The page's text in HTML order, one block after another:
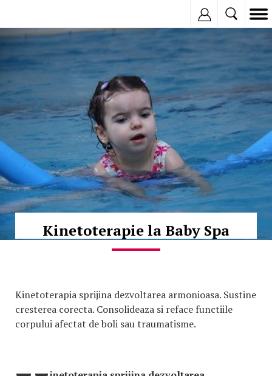
© Copyright:
Kinetoterapie la Baby Spa
Kinetoterapia sprijina dezvoltarea armonioasa. Sustine
cresterea corecta. Consolideaza si reface functiile
corpului afectat de boli sau traumatisme.